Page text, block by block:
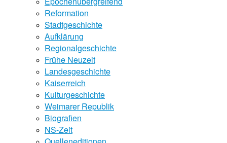
Reformation
Stadtgeschichte
Aufklärung
Regionalgeschichte
Frühe Neuzeit
Landesgeschichte
Kaiserreich
Kulturgeschichte
Weimarer Republik
Biografien
NS-Zeit